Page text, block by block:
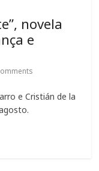
novela
e
e Cristián de la